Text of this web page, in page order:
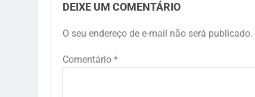
DEIXE UM COMENTÁRIO
O seu endereço de e-mail não será publicado.
Comentário *